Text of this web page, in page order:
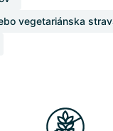
vegetariánska